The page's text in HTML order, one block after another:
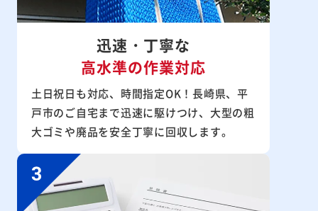
迅速・丁寧な
高水準の作業対応
土日祝日も対応、時間指定OK！長崎県、平
戸市のご自宅まで迅速に駆けつけ、大型の粗
大ゴミや廃品を安全丁寧に回収します。